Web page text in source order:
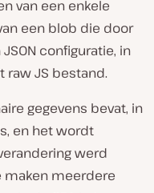
van een enkele
een blob die door
configuratie, in
raw JS bestand.
gegevens bevat, in
en het wordt
werd
maken meerdere